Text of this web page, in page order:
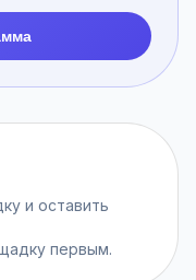
и оставить
первым.